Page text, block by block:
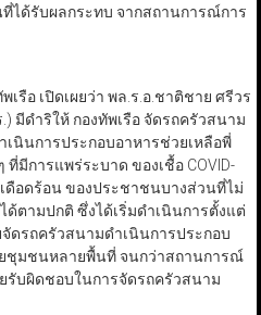
ได้รับผลกระทบ จากสถานการณ์การ
เรือ เปิดเผยว่า พล.ร.อ.ชาติชาย ศรีวร
มีดำริให้ กองทัพเรือ จัดรถครัวสนาม
นินการประกอบอาหารช่วยเหลือพี่
การแพร่ระบาด ของเชื้อ COVID-
ดือดร้อน ของประชาชนบางส่วนที่ไม่
ด้ตามปกติ ซึ่งได้เริ่มดำเนินการตั้งแต่
ดรถครัวสนามดำเนินการประกอบ
ชุมชนหลายพื้นที่ จนกว่าสถานการณ์
บผิดชอบในการจัดรถครัวสนาม